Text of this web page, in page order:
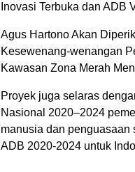
Inovasi Terbuka dan ADB
Agus Hartono Akan
Kesewenang-wenangan
Kawasan Zona Merah
Proyek juga selaras
Nasional 2020–2024
manusia dan penguasaan
ADB 2020-2024 untuk